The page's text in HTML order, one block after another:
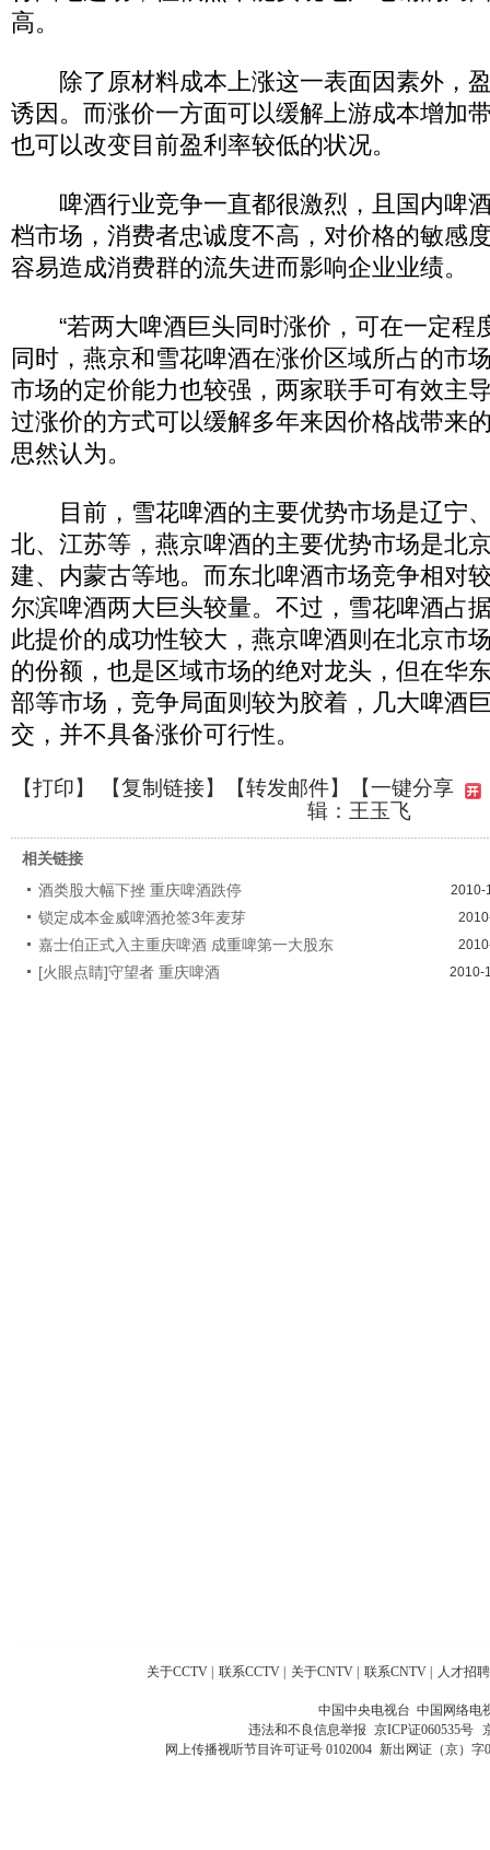
高。
除了原材料成本上涨这一表面因素外，
诱因。而涨价一方面可以缓解上游成本增加
也可以改变目前盈利率较低的状况。
啤酒行业竞争一直都很激烈，且国内啤
档市场，消费者忠诚度不高，对价格的敏感
容易造成消费群的流失进而影响企业业绩。
“若两大啤酒巨头同时涨价，可在一定程
同时，燕京和雪花啤酒在涨价区域所占的市
市场的定价能力也较强，两家联手可有效主
过涨价的方式可以缓解多年来因价格战带来
思然认为。
目前，雪花啤酒的主要优势市场是辽宁
北、江苏等，燕京啤酒的主要优势市场是北
建、内蒙古等地。而东北啤酒市场竞争相对
尔滨啤酒两大巨头较量。不过，雪花啤酒占
此提价的成功性较大，燕京啤酒则在北京市
的份额，也是区域市场的绝对龙头，但在华
部等市场，竞争局面则较为胶着，几大啤酒
交，并不具备涨价可行性。
【打印】 【复制链接】【转发邮件】
【一键分享
辑：王玉飞
相关链接
酒类股大幅下挫 重庆啤酒跌停
2010-
锁定成本金威啤酒抢签3年麦芽
嘉士伯正式入主重庆啤酒 成重啤第一大股东
[火眼点睛]守望者 重庆啤酒 2010-
关于CCTV 联系CCTV 关于CNTV 联系CNTV 人才招聘
中国中央电视台 中国网络电
违法和不良信息举报 京ICP证060535号
网上传播视听节目许可证号 0102004 新出网证（京）